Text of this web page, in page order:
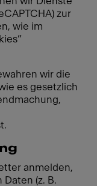
zur
wie im
wir die
es gesetzlich
anmelden,
(z. B.